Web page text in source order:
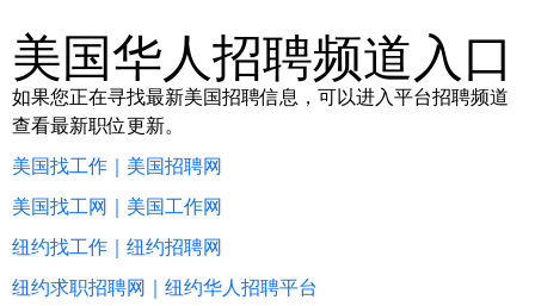
美国华人招聘频道入口
如果您正在寻找最新美国招聘信息，可以进入平台招聘频道
查看最新职位更新。
美国找工作｜美国招聘网
美国找工网｜美国工作网
纽约找工作｜纽约招聘网
纽约求职招聘网｜纽约华人招聘平台